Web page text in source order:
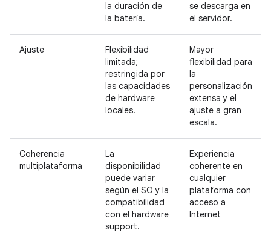
la duración de
la batería.
se descarga en
el servidor.
Ajuste
Flexibilidad
limitada;
restringida por
las capacidades
de hardware
locales.
Mayor
flexibilidad para
la
personalización
extensa y el
ajuste a gran
escala.
Coherencia
multiplataforma
La
disponibilidad
puede variar
según el SO y la
compatibilidad
con el hardware
support.
Experiencia
coherente en
cualquier
plataforma con
acceso a
Internet